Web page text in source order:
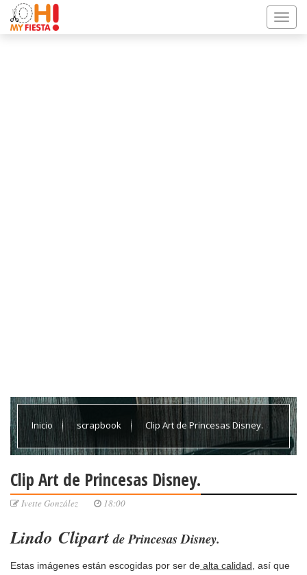
Inicio scrapbook Clip Art de Princesas Disney.
Clip Art de Princesas Disney.
Ivette González 18:00
Lindo Clipartde Princesas Disney.
Estas imágenes están escogidas por ser de alta calidad , así que